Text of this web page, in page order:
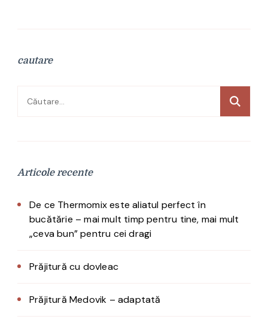
cautare
Caută
Articole recente
De ce Thermomix este aliatul perfect în
bucătărie – mai mult timp pentru tine, mai mult
„ceva bun” pentru cei dragi
Prăjitură cu dovleac
Prăjitură Medovik – adaptată